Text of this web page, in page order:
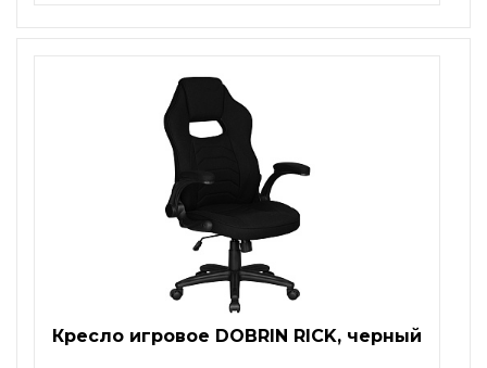
Кресло игровое DOBRIN RICK, черный